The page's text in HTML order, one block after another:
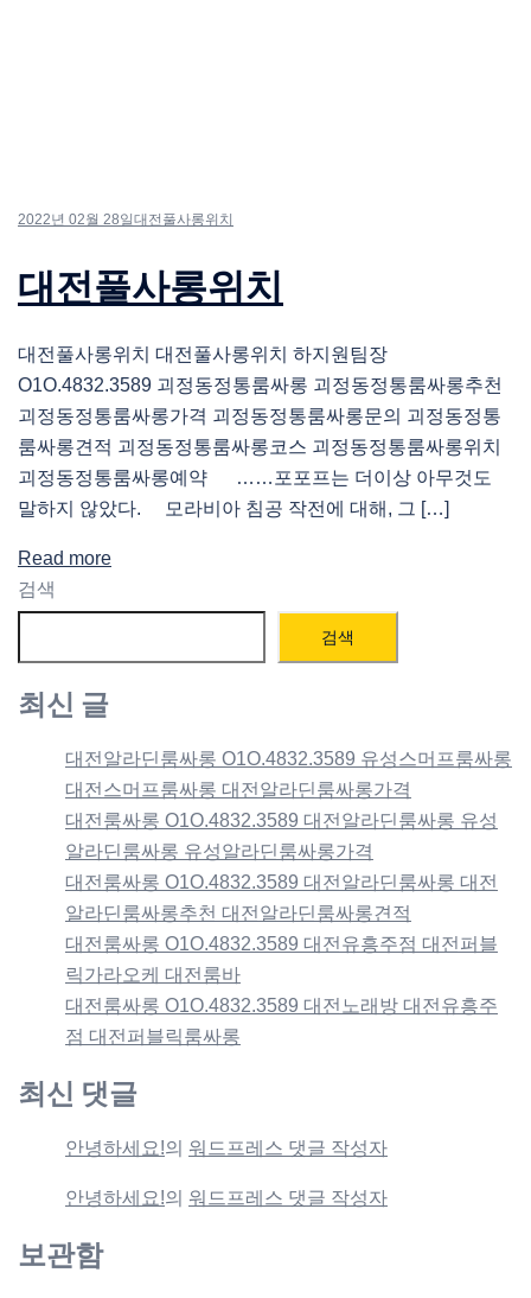
2022년 02월 28일 대전풀사롱위치
대전풀사롱위치
대전풀사롱위치 대전풀사롱위치 하지원팀장
O1O.4832.3589 괴정동정통룸싸롱 괴정동정통룸싸롱추천
괴정동정통룸싸롱가격 괴정동정통룸싸롱문의 괴정동정통
룸싸롱견적 괴정동정통룸싸롱코스 괴정동정통룸싸롱위치
괴정동정통룸싸롱예약 ……포포프는 더이상 아무것도
말하지 않았다. 모라비아 침공 작전에 대해, 그 […]
Read more
검색
검색
최신 글
대전알라딘룸싸롱 O1O.4832.3589 유성스머프룸싸롱
대전스머프룸싸롱 대전알라딘룸싸롱가격
대전룸싸롱 O1O.4832.3589 대전알라딘룸싸롱 유성
알라딘룸싸롱 유성알라딘룸싸롱가격
대전룸싸롱 O1O.4832.3589 대전알라딘룸싸롱 대전
알라딘룸싸롱추천 대전알라딘룸싸롱견적
대전룸싸롱 O1O.4832.3589 대전유흥주점 대전퍼블
릭가라오케 대전룸바
대전룸싸롱 O1O.4832.3589 대전노래방 대전유흥주
점 대전퍼블릭룸싸롱
최신 댓글
안녕하세요!의 워드프레스 댓글 작성자
안녕하세요!의 워드프레스 댓글 작성자
보관함